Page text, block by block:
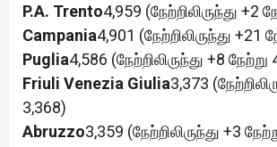
P.A. Trento4,959 (நேற்றிலிருந்து +2
Campania4,901 (நேற்றிலிருந்து +21
Puglia4,586 (நேற்றிலிருந்து +8 நேற்று
Friuli Venezia Giulia3,373
3,368)
Abruzzo3,359 (நேற்றிலிருந்து +3